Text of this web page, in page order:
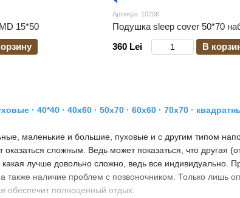
· 40*40 · 40х60 · 50х70 · 60х60 · 70х70 ·
маленькие и большие, пуховые и с другим типом
сложным. Ведь может показаться, что другая
лучше довольно сложно, ведь все индивидуально.
а также наличие проблем с позвоночником. Только лишь
обеспечит полноценный отдых.
15*50
Артикул: 10206
Подушка sleep cover 50*70
360 Lei
В